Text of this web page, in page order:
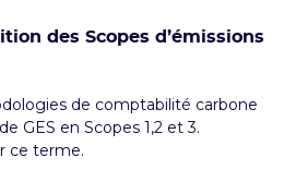
des Scopes d’émissions
de comptabilité carbone
GES en Scopes 1,2 et 3.
ce terme.